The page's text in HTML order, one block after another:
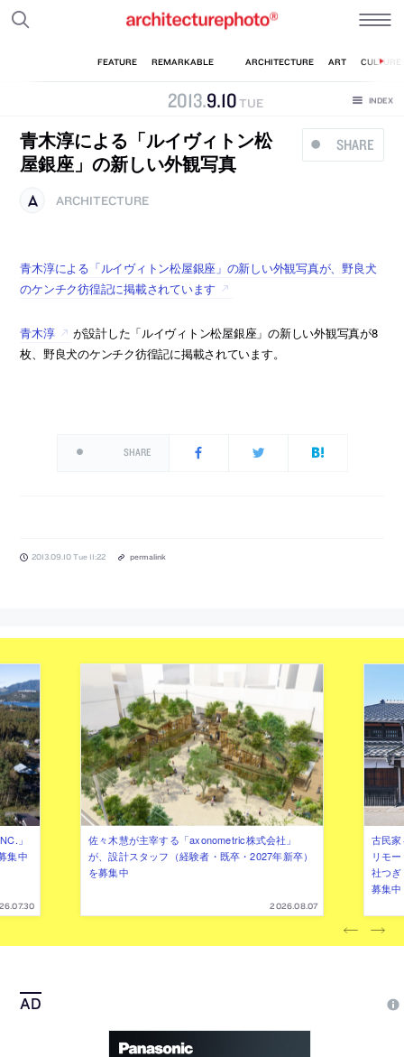
2013.9.10 TUE
SHARE
青木淳による「ルイヴィトン松
屋銀座」の新しい外観写真
ARCHITECTURE
青木淳による「ルイヴィトン松屋銀座」の新しい外観写真が、野良犬
のケンチク彷徨記に掲載されています
青木淳
が設計した「ルイヴィトン松屋銀座」の新しい外観写真が8
枚、野良犬のケンチク彷徨記に掲載されています。
SHARE
2013.09.10 Tue 11:22 permalink
」
集中
佐々木慧が主宰する「axonometric株式会社」
が、設計スタッフ（経験者・既卒・2027年新卒）
を募集中
2026.08.07
古民
リモ
社つ
募集中